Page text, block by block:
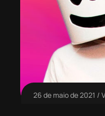
26 de maio de 2021